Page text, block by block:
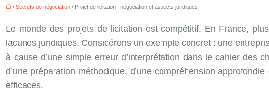
/ Secrets de négociation / Projet de licitation : négociation et aspects juridiques
Le monde des projets de licitation est compétitif. En France,
lacunes juridiques. Considérons un exemple concret : une
à cause d’une simple erreur d’interprétation dans le cahier des
d’une préparation méthodique, d’une compréhension
efficaces.